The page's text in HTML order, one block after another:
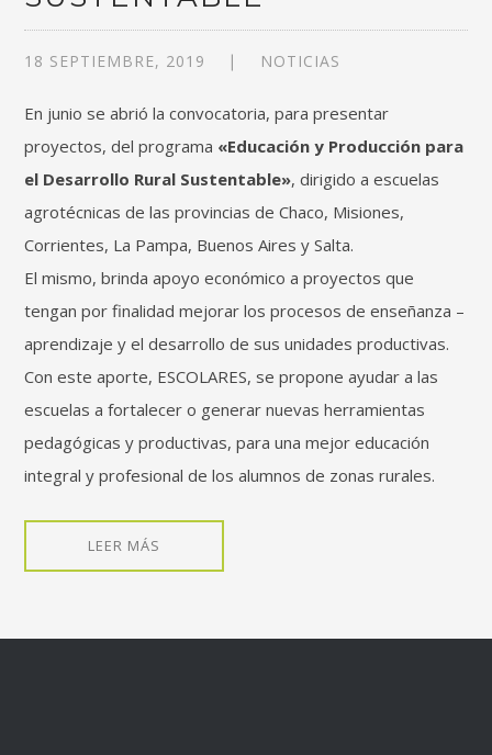
18 SEPTIEMBRE, 2019 NOTICIAS
En junio se abrió la convocatoria, para presentar
proyectos, del programa «Educación y Producción para
el Desarrollo Rural Sustentable», dirigido a escuelas
agrotécnicas de las provincias de Chaco, Misiones,
Corrientes, La Pampa, Buenos Aires y Salta.
El mismo, brinda apoyo económico a proyectos que
tengan por finalidad mejorar los procesos de enseñanza –
aprendizaje y el desarrollo de sus unidades productivas.
Con este aporte, ESCOLARES, se propone ayudar a las
escuelas a fortalecer o generar nuevas herramientas
pedagógicas y productivas, para una mejor educación
integral y profesional de los alumnos de zonas rurales.
LEER MÁS